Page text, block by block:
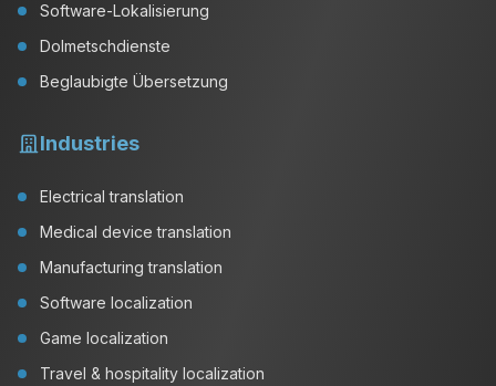
Software-Lokalisierung
Dolmetschdienste
Beglaubigte Übersetzung
Industries
Electrical translation
Medical device translation
Manufacturing translation
Software localization
Game localization
Travel & hospitality localization